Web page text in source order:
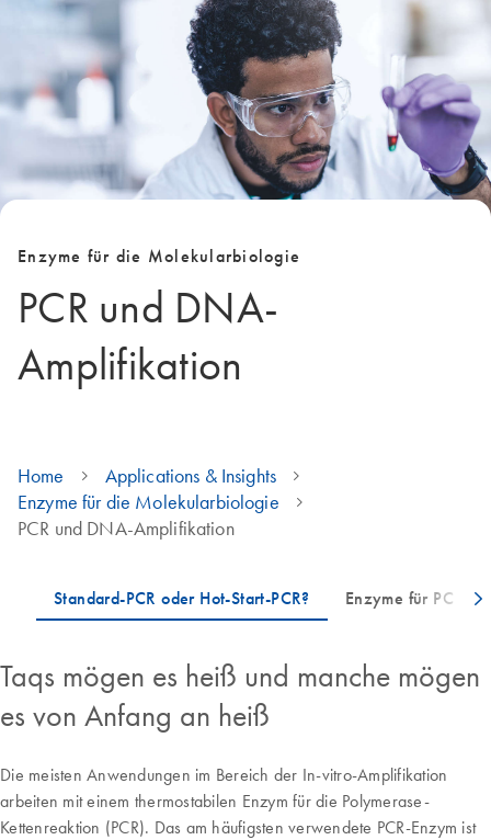
Enzyme für die Molekularbiologie
PCR und DNA-
Amplifikation
Home
Applications & Insights
Enzyme für die Molekularbiologie
PCR und DNA-Amplifikation
Taqs mögen es heiß und manche mögen
es von Anfang an heiß
Die meisten Anwendungen im Bereich der In-vitro-Amplifikation
arbeiten mit einem thermostabilen Enzym für die Polymerase-
Kettenreaktion (PCR). Das am häufigsten verwendete PCR-Enzym ist